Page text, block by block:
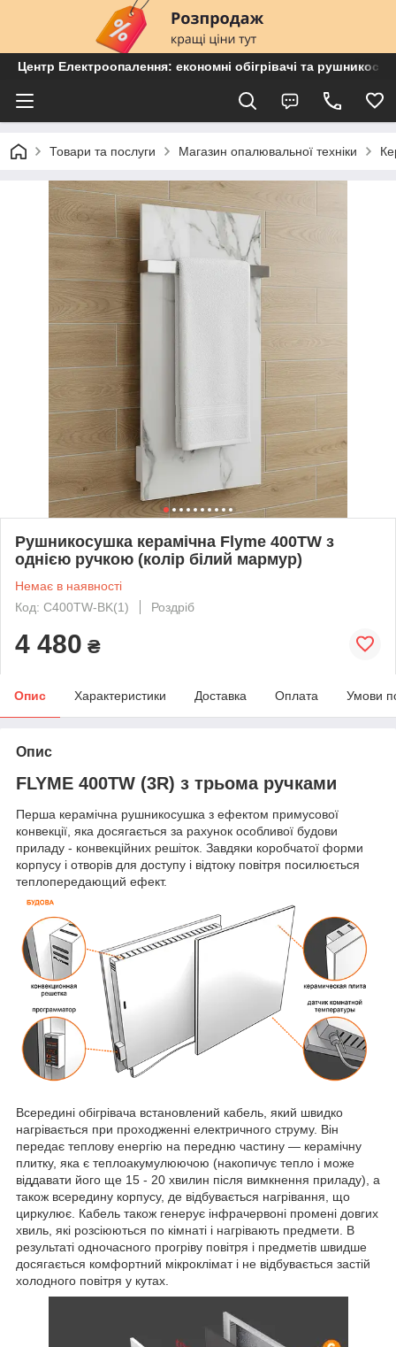
Центр Електроопалення: економні обігрівачі та
Товари та послуги Магазин опалювальної техніки
Рушникосушка керамічна Flyme 400TW з
однією ручкою (колір білий мармур)
Немає в наявності
Код: C400TW-BK(1)
Роздріб
4 480 ₴
Опис Характеристики Доставка Оплата Умови
Опис
FLYME 400TW (3R) з трьома ручками
Перша керамічна рушникосушка з ефектом примусової
конвекції, яка досягається за рахунок особливої будови
приладу - конвекційних решіток. Завдяки коробчатої форми
корпусу і отворів для доступу і відтоку повітря посилюється
теплопередающий ефект.
Всередині обігрівача встановлений кабель, який швидко
нагрівається при проходженні електричного струму. Він
передає теплову енергію на передню частину — керамічну
плитку, яка є теплоакумулюючою (накопичує тепло і може
віддавати його ще 15 - 20 хвилин після вимкнення приладу), а
також всередину корпусу, де відбувається нагрівання, що
циркулює. Кабель також генерує інфрачервоні промені довгих
хвиль, які розсіюються по кімнаті і нагрівають предмети. В
результаті одночасного прогріву повітря і предметів швидше
досягається комфортний мікроклімат і не відбувається застій
холодного повітря у кутах.